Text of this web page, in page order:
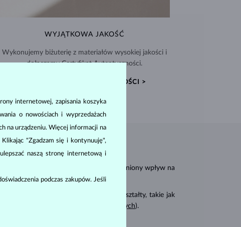
WYJĄTKOWA JAKOŚĆ
Wykonujemy biżuterię z materiałów wysokiej jakości i
dołączamy Certyfikat Autentyczności.
CERTYFIKATY AUTENTYCZNOŚCI >
). Te cechy mają uzasadniony wpływ na
są również cięte na inne fantazyjne kształty, takie jak
wśród
pierścionków zaręczynowych).
internetowej, zapisania koszyka
o nowościach i wyprzedażach
na urządzeniu. Więcej informacji na
Klikając "Zgadzam się i kontynuuję",
naszą stronę internetową i
podczas zakupów. Jeśli